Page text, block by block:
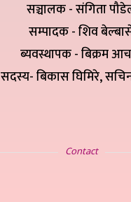
सञ्चालक - संगिता
सम्पादक - शिव
ब्यवस्थापक - बिक्रम
सदस्य- बिकास घिमिरे,
Contact